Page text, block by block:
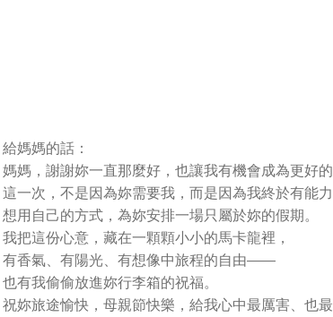
給媽媽的話：
媽媽，謝謝妳一直那麼好，也讓我有機會成為更好的
這一次，不是因為妳需要我，而是因為我終於有能力
想用自己的方式，為妳安排一場只屬於妳的假期。
我把這份心意，藏在一顆顆小小的馬卡龍裡，
有香氣、有陽光、有想像中旅程的自由——
也有我偷偷放進妳行李箱的祝福。
祝妳旅途愉快，母親節快樂，給我心中最厲害、也最